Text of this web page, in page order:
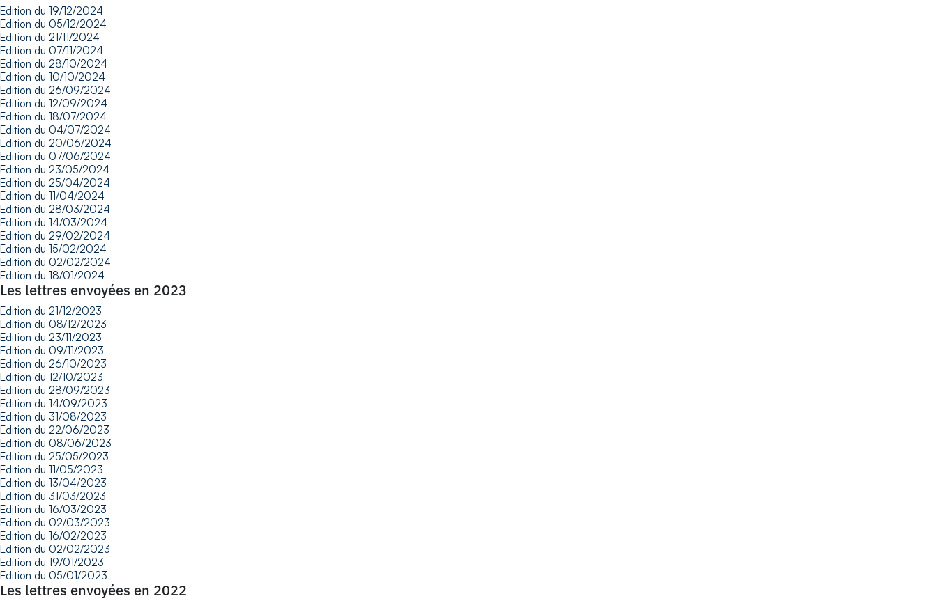
Edition du 19/12/2024
Edition du 05/12/2024
Edition du 21/11/2024
Edition du 07/11/2024
Edition du 28/10/2024
Edition du 10/10/2024
Edition du 26/09/2024
Edition du 12/09/2024
Edition du 18/07/2024
Edition du 04/07/2024
Edition du 20/06/2024
Edition du 07/06/2024
Edition du 23/05/2024
Edition du 25/04/2024
Edition du 11/04/2024
Edition du 28/03/2024
Edition du 14/03/2024
Edition du 29/02/2024
Edition du 15/02/2024
Edition du 02/02/2024
Edition du 18/01/2024
Les lettres envoyées en 2023
Edition du 21/12/2023
Edition du 08/12/2023
Edition du 23/11/2023
Edition du 09/11/2023
Edition du 26/10/2023
Edition du 12/10/2023
Edition du 28/09/2023
Edition du 14/09/2023
Edition du 31/08/2023
Edition du 22/06/2023
Edition du 08/06/2023
Edition du 25/05/2023
Edition du 11/05/2023
Edition du 13/04/2023
Edition du 31/03/2023
Edition du 16/03/2023
Edition du 02/03/2023
Edition du 16/02/2023
Edition du 02/02/2023
Edition du 19/01/2023
Edition du 05/01/2023
Les lettres envoyées en 2022